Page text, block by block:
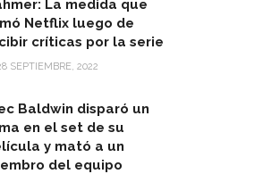
La medida que
Netflix luego de
críticas por la serie
SEPTIEMBRE, 2022
Baldwin disparó un
en el set de su
y mató a un
del equipo